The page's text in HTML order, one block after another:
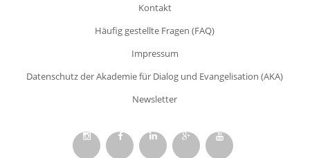
Kontakt
Häufig gestellte Fragen (FAQ)
Impressum
Datenschutz der Akademie für Dialog und Evangelisation (AKA)
Newsletter